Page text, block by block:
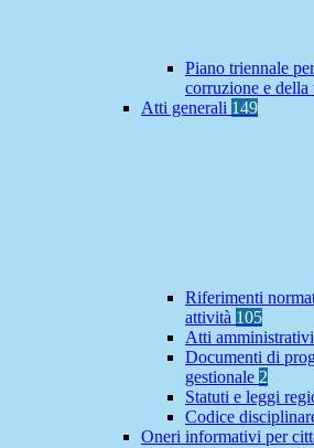
Piano triennale
corruzione e della
Atti generali 149
Riferimenti
attività 105
Atti
Documenti di
gestionale 2
Statuti e leggi
Codice
Oneri informativi per